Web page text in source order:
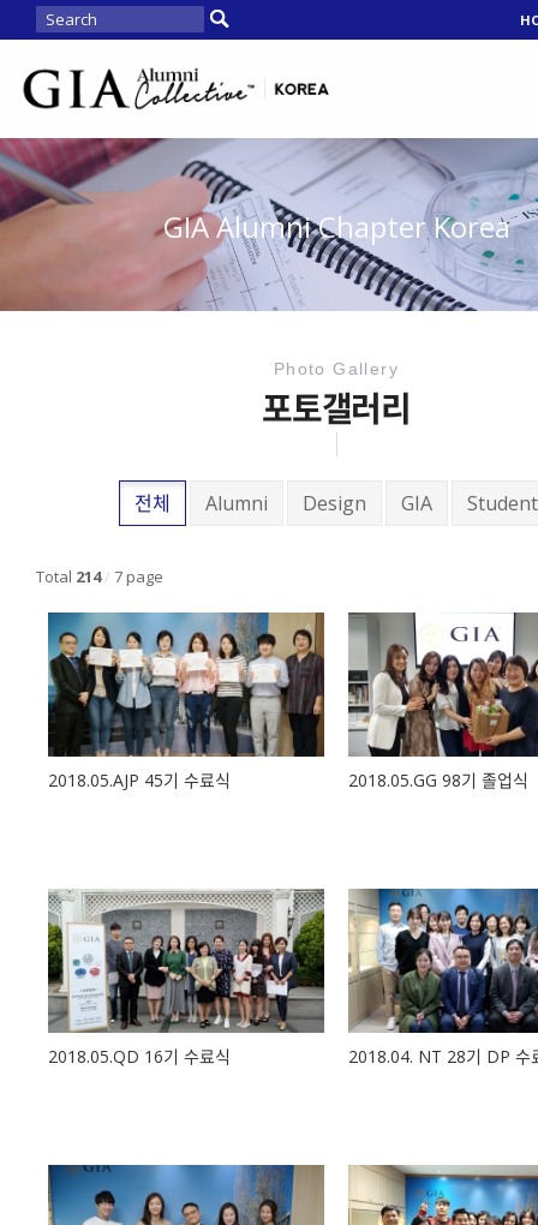
GIA Alumni Chapter Korea
Photo Gallery
포토갤러리
전체 Alumni Design GIA Student
Total 214 / 7 page
2018.05.AJP 45기 수료식 2018.05.GG 98기 졸업식
2018.05.QD 16기 수료식 2018.04. NT 28기 DP 수